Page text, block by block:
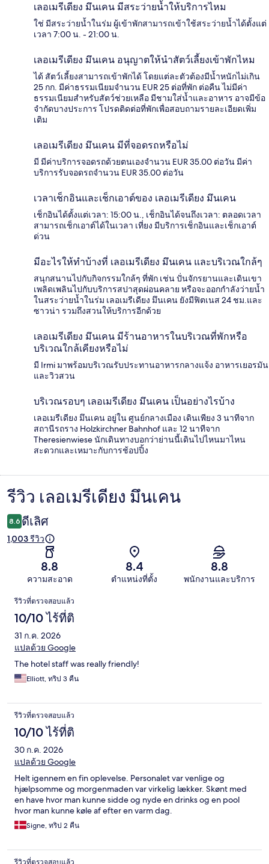
เลอเมรีเดียง มึนเคน มีสระว่ายน้ำให้บริการไหม
ใช่ มีสระว่ายน้ำในร่ม ผู้เข้าพักสามารถเข้าใช้สระว่ายน้ำได้ตั้งแต่
เวลา 7:00 น. - 21:00 น.
เลอเมรีเดียง มึนเคน อนุญาตให้นำสัตว์เลี้ยงเข้าพักไหม
ได้ สัตว์เลี้ยงสามารถเข้าพักได้ โดยแต่ละตัวต้องมีน้ำหนักไม่เกิน
25 กก. มีค่าธรรมเนียมจำนวน EUR 25 ต่อที่พัก ต่อคืน ไม่มีค่า
ธรรมเนียมสำหรับสัตว์ช่วยเหลือ มีชามใส่น้ำและอาหาร อาจมีข้อ
จำกัดบางประการ โปรดติดต่อที่พักเพื่อสอบถามรายละเอียดเพิ่ม
เติม
เลอเมรีเดียง มึนเคน มีที่จอดรถหรือไม่
มี มีค่าบริการจอดรถด้วยตนเองจำนวน EUR 35.00 ต่อวัน มีค่า
บริการรับจอดรถจำนวน EUR 35.00 ต่อวัน
เวลาเช็กอินและเช็กเอาต์ของ เลอเมรีเดียง มึนเคน
เช็กอินได้ตั้งแต่เวลา: 15:00 น., เช็กอินได้จนถึงเวลา: ตลอดเวลา
สามารถเช็กเอาต์ได้ในเวลา เที่ยง มีบริการเช็กอินและเช็กเอาต์
ด่วน
มีอะไรให้ทำบ้างที่ เลอเมรีเดียง มึนเคน และบริเวณใกล้ๆ
สนุกสนานไปกับกิจกรรมใกล้ๆ ที่พัก เช่น ปั่นจักรยานและเดินเขา
เพลิดเพลินไปกับบริการสปาสุดผ่อนคลาย หรือจะออกกำลังว่ายน้ำ
ในสระว่ายน้ำในร่ม เลอเมรีเดียง มึนเคน ยังมีฟิตเนส 24 ชม.และ
ซาวน่า รวมถึงสวนให้บริการอีกด้วย
เลอเมรีเดียง มึนเคน มีร้านอาหารในบริเวณที่พักหรือ
บริเวณใกล้เคียงหรือไม่
มี Irmi มาพร้อมบริเวณรับประทานอาหารกลางแจ้ง อาหารเยอรมัน
และวิวสวน
บริเวณรอบๆ เลอเมรีเดียง มึนเคน เป็นอย่างไรบ้าง
เลอเมรีเดียง มึนเคน อยู่ใน ศูนย์กลางเมือง เดินเพียง 3 นาทีจาก
สถานีรถราง Holzkirchner Bahnhof และ 12 นาทีจาก
Theresienwiese นักเดินทางบอกว่าย่านนี้เดินไปไหนมาไหน
สะดวกและเหมาะกับการช้อปปิ้ง
รีวิว
รีวิว เลอเมรีเดียง มึนเคน
8.6 ดีเลิศ
1,003 รีวิว
8.8
ความสะอาด
8.4
ตำแหน่งที่ตั้ง
8.8
พนักงานและบริการ
รีวิว
รีวิวที่ตรวจสอบแล้ว
10/10 ไร้ที่ติ
31 ก.ค. 2026
แปลด้วย Google
The hotel staff was really friendly!
Elliott, ทริป 3 คืน
รีวิวที่ตรวจสอบแล้ว
10/10 ไร้ที่ติ
30 ก.ค. 2026
แปลด้วย Google
Helt igennem en fin oplevelse. Personalet var venlige og
hjælpsomme og morgenmaden var virkelig lækker. Skønt med
en have hvor man kunne sidde og nyde en drinks og en pool
hvor man kunne køle af efter en varm dag.
Signe, ทริป 2 คืน
รีวิวที่ตรวจสอบแล้ว